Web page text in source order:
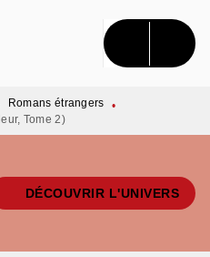
CONTENU
Romans étrangers
•
Tome 2)
DÉCOUVRIR L'UNIVERS